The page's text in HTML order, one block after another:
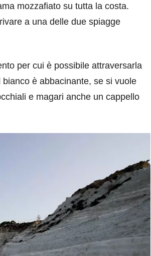
mozzafiato su tutta la costa.
a una delle due spiagge
per cui è possibile attraversarla
è abbacinante, se si vuole
e magari anche un cappello
Eventi di aprile 2026 a